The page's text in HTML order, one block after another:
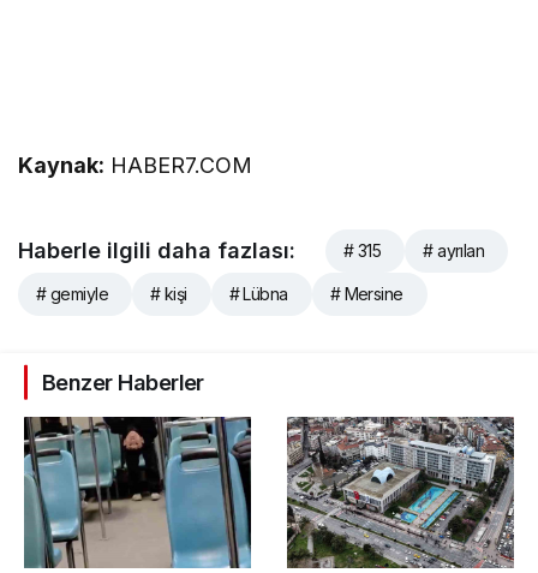
Kaynak: HABER7.COM
Haberle ilgili daha fazlası: # 315 # ayrılan
# gemiyle # kişi # Lübna # Mersine
Benzer Haberler